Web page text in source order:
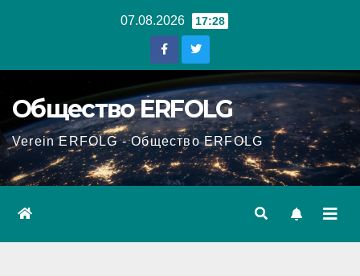
07.08.2026 17:28
Общество ERFOLG
Verein ERFOLG - Общество ERFOLG